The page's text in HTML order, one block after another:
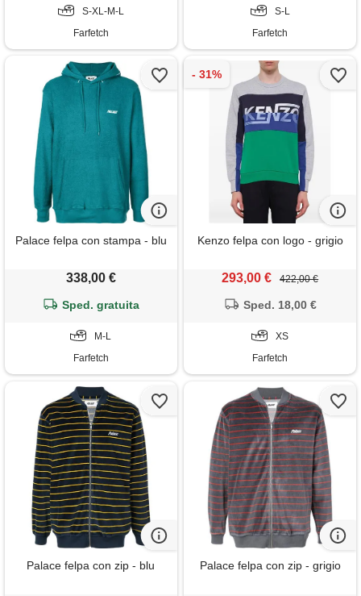
S-XL-M-L
Farfetch
S-L
Farfetch
Palace felpa con stampa - blu
338,00 €
Sped. gratuita
M-L
Farfetch
Kenzo felpa con logo - grigio
293,00 € 422,00 €
Sped. 18,00 €
XS
Farfetch
Palace felpa con zip - blu Palace felpa con zip - grigio